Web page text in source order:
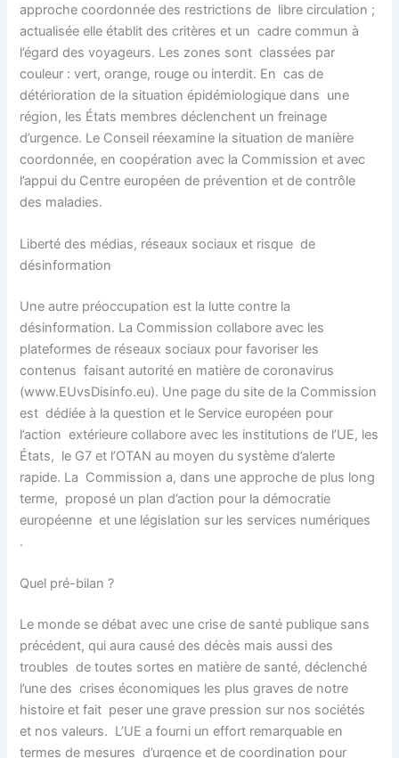
approche coordonnée des restrictions de libre circulation ;
actualisée elle établit des critères et un cadre commun à
l’égard des voyageurs. Les zones sont classées par
couleur : vert, orange, rouge ou interdit. En cas de
détérioration de la situation épidémiologique dans une
région, les États membres déclenchent un freinage
d’urgence. Le Conseil réexamine la situation de manière
coordonnée, en coopération avec la Commission et avec
l’appui du Centre européen de prévention et de contrôle
des maladies.
Liberté des médias, réseaux sociaux et risque de
désinformation
Une autre préoccupation est la lutte contre la
désinformation. La Commission collabore avec les
plateformes de réseaux sociaux pour favoriser les
contenus faisant autorité en matière de coronavirus
(www.EUvsDisinfo.eu). Une page du site de la Commission
est dédiée à la question et le Service européen pour
l’action extérieure collabore avec les institutions de l’UE, les
États, le G7 et l’OTAN au moyen du système d’alerte
rapide. La Commission a, dans une approche de plus long
terme, proposé un plan d’action pour la démocratie
européenne et une législation sur les services numériques
.
Quel pré-bilan ?
Le monde se débat avec une crise de santé publique sans
précédent, qui aura causé des décès mais aussi des
troubles de toutes sortes en matière de santé, déclenché
l’une des crises économiques les plus graves de notre
histoire et fait peser une grave pression sur nos sociétés
et nos valeurs. L’UE a fourni un effort remarquable en
termes de mesures d’urgence et de coordination pour